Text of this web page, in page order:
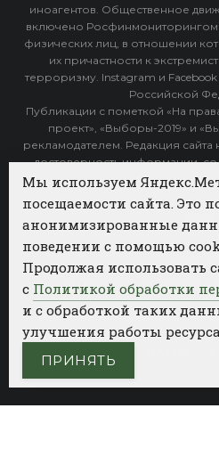
иноагентов. Общественное
включено Росфинмониторингом
физических лиц, в отношении
их причастности к
терроризму. Instagram и
Российской
Публикации с пометкой «На
проект», «Выборы-2019» и
рекламодателем. Редакция сайта
достоверность информации,
ФОТОБАНК АГЕНТСТВА
РЕГИОНЫ ПОЛИТИКА
Мы используем
посещаемости сайта. Это
анонимизированные
поведении с помощью
Продолжая использовать
с Политикой обработки
и с обработкой таких
улучшения работы
ПРИНЯТЬ